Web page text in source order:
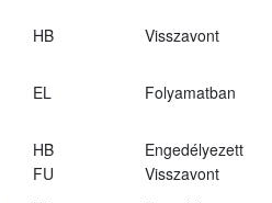
HB
Visszavont
EL Folyamatban
HB
Engedélyezett
FU
Visszavont